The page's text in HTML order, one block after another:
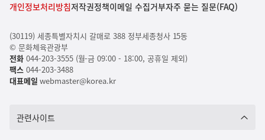
개인정보처리방침저작권정책이메일 수집거부자주 묻는 질문(FAQ)
(30119) 세종특별자치시 갈매로 388 정부세종청사 15동
© 문화체육관광부
전화044-203-3555 (월-금 09:00 - 18:00, 공휴일 제외)
팩스044-203-3488
대표메일 webmaster@korea.kr
관련사이트